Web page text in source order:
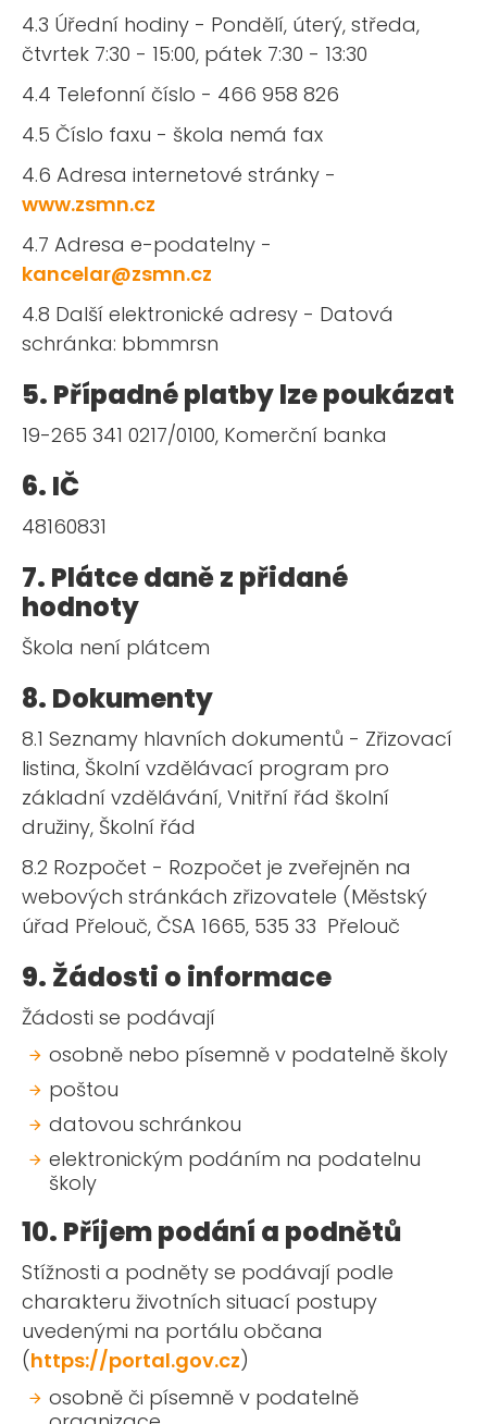
4.3 Úřední hodiny - Pondělí, úterý, středa,
čtvrtek 7:30 - 15:00, pátek 7:30 - 13:30
4.4 Telefonní číslo - 466 958 826
4.5 Číslo faxu - škola nemá fax
4.6 Adresa internetové stránky -
www.zsmn.cz
4.7 Adresa e-podatelny -
kancelar@zsmn.cz
4.8 Další elektronické adresy - Datová
schránka: bbmmrsn
5. Případné platby lze poukázat
19-265 341 0217/0100, Komerční banka
6. IČ
48160831
7. Plátce daně z přidané
hodnoty
Škola není plátcem
8. Dokumenty
8.1 Seznamy hlavních dokumentů - Zřizovací
listina, Školní vzdělávací program pro
základní vzdělávání, Vnitřní řád školní
družiny, Školní řád
8.2 Rozpočet - Rozpočet je zveřejněn na
webových stránkách zřizovatele (Městský
úřad Přelouč, ČSA 1665, 535 33 Přelouč
9. Žádosti o informace
Žádosti se podávají
osobně nebo písemně v podatelně školy
poštou
datovou schránkou
elektronickým podáním na podatelnu
školy
10. Příjem podání a podnětů
Stížnosti a podněty se podávají podle
charakteru životních situací postupy
uvedenými na portálu občana
(https://portal.gov.cz)
osobně či písemně v podatelně